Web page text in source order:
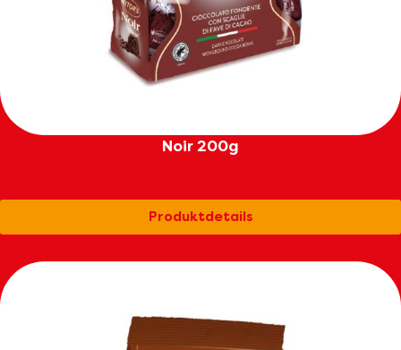
Noir 200g
Produktdetails